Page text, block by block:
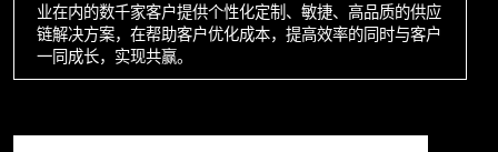
业在内的数千家客户提供个性化定制、敏捷、高品质的供应
链解决方案，在帮助客户优化成本，提高效率的同时与客户
一同成长，实现共赢。